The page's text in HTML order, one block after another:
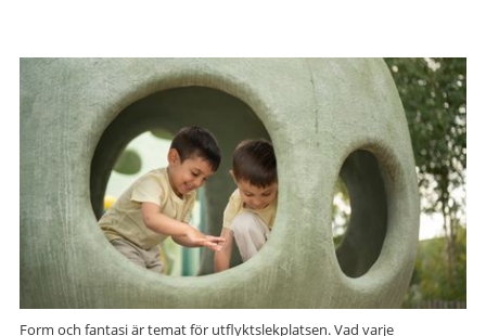
Form och fantasi är temat för utflyktslekplatsen. Vad varje